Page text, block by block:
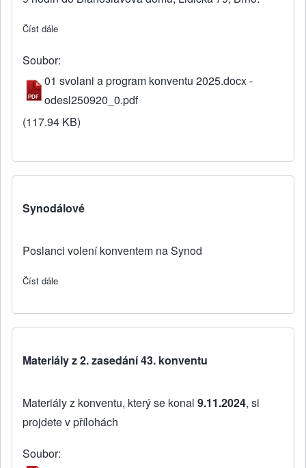
Číst dále
Soubor
01 svolani a program konventu 2025.docx -
odesl250920_0.pdf
(117.94 KB)
Synodálové
Poslanci volení konventem na Synod
Číst dále
Materiály z 2. zasedání 43. konventu
Materiály z konventu, který se konal 9.11.2024, si
projdete v přílohách
Soubor